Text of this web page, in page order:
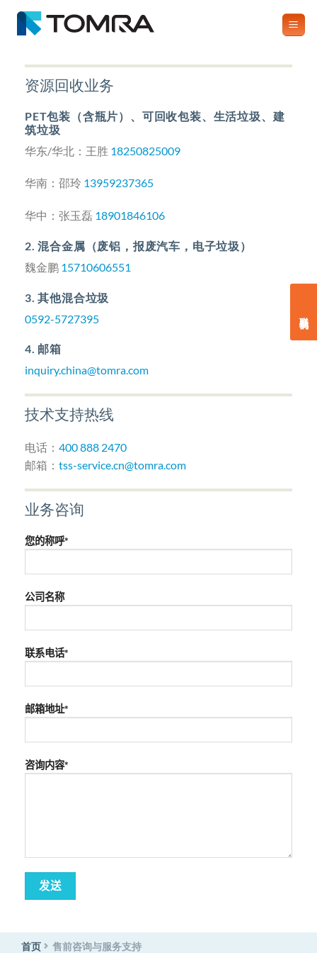
资源回收业务
PET包装（含瓶片）、可回收包装、生活垃圾、建
筑垃圾
华东/华北：王胜 18250825009
华南：邵玲 13959237365
华中：张玉磊 18901846106
2. 混合金属（废铝，报废汽车，电子垃圾）
魏金鹏 15710606551
3. 其他混合垃圾
0592-5727395
4. 邮箱
inquiry.china@tomra.com
技术支持热线
电话： 400 888 2470
邮箱： tss-service.cn@tomra.com
业务咨询
您的称呼*
公司名称
联系电话*
邮箱地址*
咨询内容*
首页 售前咨询与服务支持